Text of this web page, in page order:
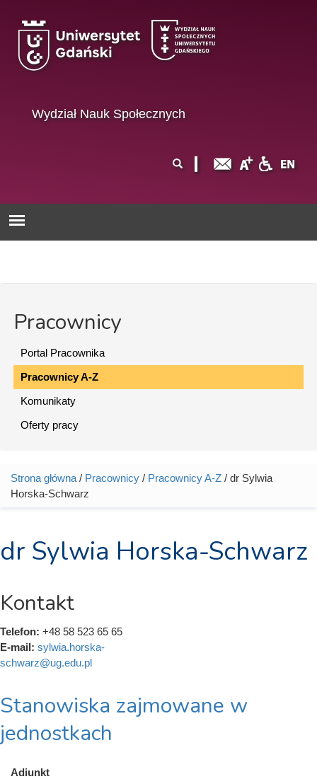
Wydział Nauk Społecznych
wyszukiwania
Pracownicy
Portal Pracownika
Pracownicy A-Z
Komunikaty
Oferty pracy
Jesteś tutaj
Strona główna / Pracownicy / Pracownicy A-Z / dr Sylwia
Horska-Schwarz
dr Sylwia Horska-Schwarz
Kontakt
Telefon: +48 58 523 65 65
E-mail: sylwia.horska-
schwarz@ug.edu.pl
Stanowiska zajmowane w
jednostkach
Adiunkt